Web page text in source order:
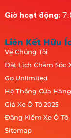
Giờ hoạt động:
Liên Kết Hữu
Về Chúng Tôi
Đặt Lịch Chăm Sóc
Go Unlimited
Hệ Thống Cửa Hàng
Giá Xe Ô Tô 2025
Đăng Kiểm Xe Ô Tô
Sitemap